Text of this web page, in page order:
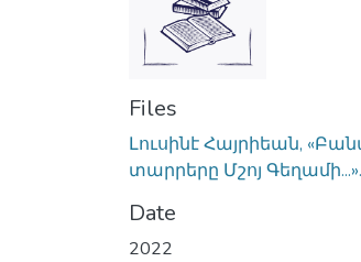
Files
Լուսինէ Հայրիեան,
տարրերը Մշոյ
Date
2022